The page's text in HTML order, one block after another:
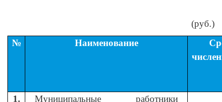
(руб.)
№
Наименование
1. Муниципальные работники